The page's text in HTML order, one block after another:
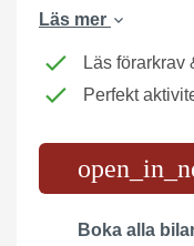
Läs mer
Läs förarkrav
Perfekt
Boka alla